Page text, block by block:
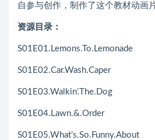
自参与创作，制作了这个教材动画片
资源目录：
S01E01.Lemons.To.Lemonade
S01E02.Car.Wash.Caper
S01E03.Walkin’.The.Dog
S01E04.Lawn.&.Order
S01E05.What’s.So.Funny.About